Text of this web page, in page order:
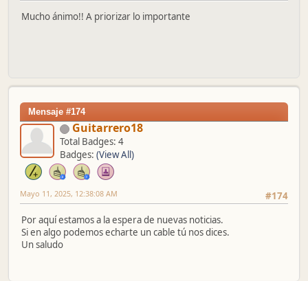
Mucho ánimo!! A priorizar lo importante
Mensaje #174
Guitarrero18
Total Badges: 4
Badges: (View All)
#174
Mayo 11, 2025, 12:38:08 AM
Por aquí estamos a la espera de nuevas noticias.
Si en algo podemos echarte un cable tú nos dices.
Un saludo